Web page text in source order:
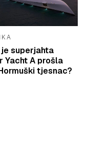
superjahta
Yacht A prošla
tjesnac?